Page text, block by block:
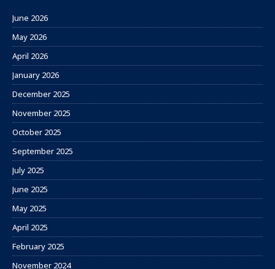
June 2026
May 2026
April 2026
January 2026
December 2025
November 2025
October 2025
September 2025
July 2025
June 2025
May 2025
April 2025
February 2025
November 2024